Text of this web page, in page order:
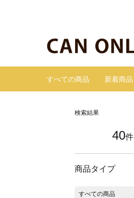
すべての商品 新着商品
検索結果
40件
商品タイプ
すべての商品